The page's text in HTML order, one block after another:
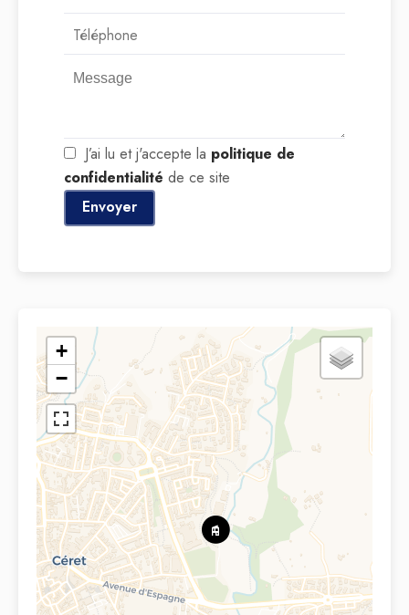
J’ai lu et j'accepte la politique de
confidentialité de ce site
Envoyer
+
−